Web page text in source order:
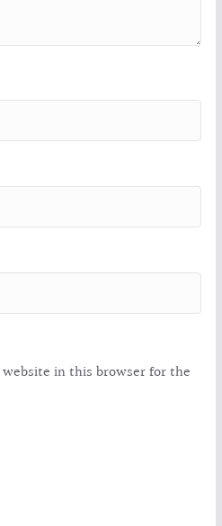
in this browser for the